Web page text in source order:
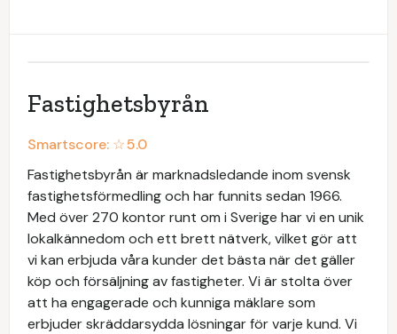
Fastighetsbyrån
Smartscore: ☆5.0
Fastighetsbyrån är marknadsledande inom svensk
fastighetsförmedling och har funnits sedan 1966.
Med över 270 kontor runt om i Sverige har vi en unik
lokalkännedom och ett brett nätverk, vilket gör att
vi kan erbjuda våra kunder det bästa när det gäller
köp och försäljning av fastigheter. Vi är stolta över
att ha engagerade och kunniga mäklare som
erbjuder skräddarsydda lösningar för varje kund. Vi